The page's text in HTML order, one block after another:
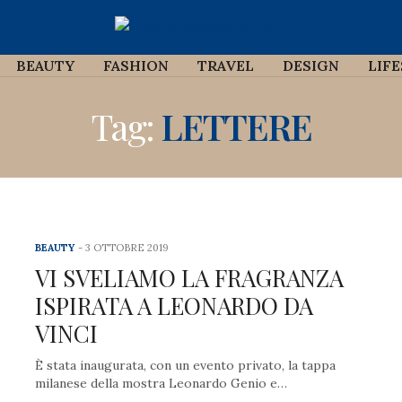
BEAUTY FASHION TRAVEL DESIGN
Tag: LETTERE
BEAUTY 3 OTTOBRE 2019
VI SVELIAMO LA FRAGRANZA
ISPIRATA A LEONARDO DA
VINCI
È stata inaugurata, con un evento privato, la tappa
milanese della mostra Leonardo Genio e…